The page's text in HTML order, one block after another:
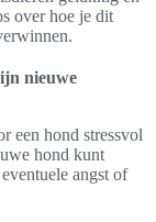
over hoe je dit
nieuwe
een hond stressvol
hond kunt
angst of